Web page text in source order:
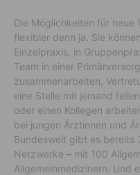
Die Möglichkeiten für neue
flexibler denn ja. Sie
Einzelpraxis, in
Team in einer
zusammenarbeiten,
eine Stelle mit jemand
oder einen Kollegen
bei jungen Ärztinnen und
Bundesweit gibt es bereits
Netzwerke – mit 100
Allgemeinmedizinern. Und